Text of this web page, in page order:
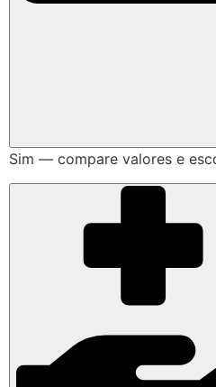
Sim — compare valores e